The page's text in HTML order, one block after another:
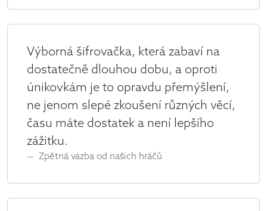
Výborná šifrovačka, která zabaví na
dostatečně dlouhou dobu, a oproti
únikovkám je to opravdu přemýšlení,
ne jenom slepé zkoušení různých věcí,
času máte dostatek a není lepšího
zážitku.
Zpětná vazba od našich hráčů